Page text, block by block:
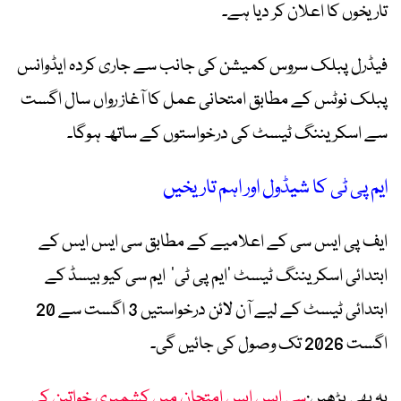
تاریخوں کا اعلان کر دیا ہے۔
فیڈرل پبلک سروس کمیشن کی جانب سے جاری کردہ ایڈوانس
پبلک نوٹس کے مطابق امتحانی عمل کا آغاز رواں سال اگست
سے اسکریننگ ٹیسٹ کی درخواستوں کے ساتھ ہوگا۔
ایم پی ٹی کا شیڈول اور اہم تاریخیں
ایف پی ایس سی کے اعلامیے کے مطابق سی ایس ایس کے
ابتدائی اسکریننگ ٹیسٹ ’ایم پی ٹی‘ ایم سی کیو بیسڈ کے
ابتدائی ٹیسٹ کے لیے آن لائن درخواستیں 3 اگست سے 20
اگست 2026 تک وصول کی جائیں گی۔